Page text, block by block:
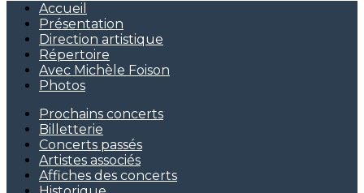
Accueil
Présentation
Direction artistique
Répertoire
Avec Michèle Foison
Photos
Prochains concerts
Billetterie
Concerts passés
Artistes associés
Affiches des concerts